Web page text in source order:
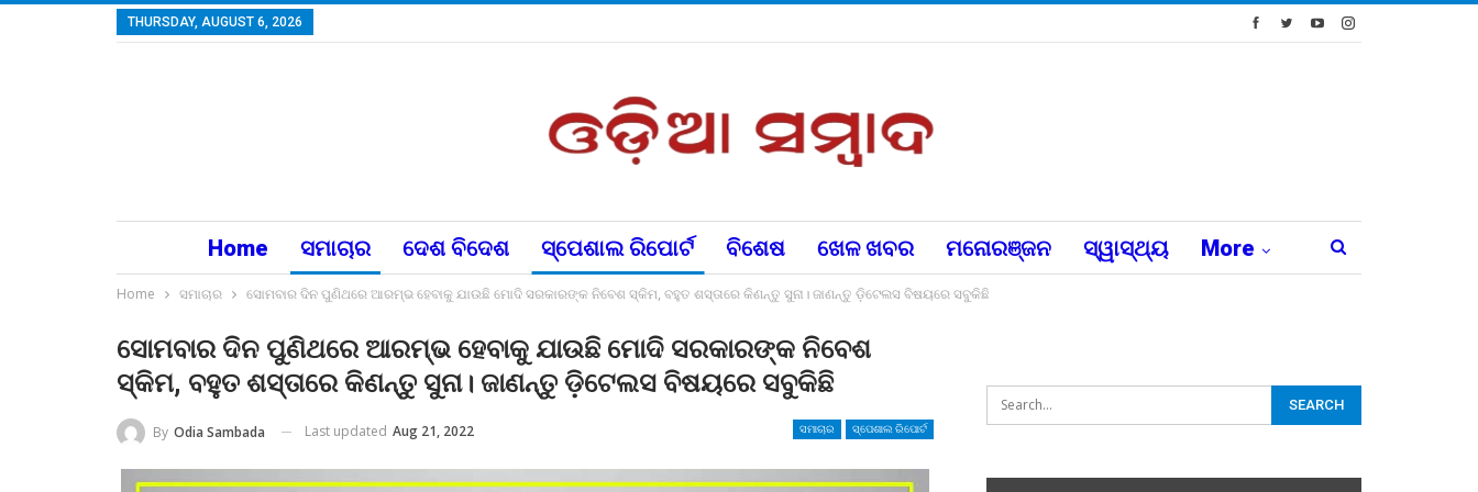
THURSDAY, AUGUST 6, 2026
Home ସମାଚାର ଦେଶ ବିଦେଶ ସ୍ପେଶାଲ ରିପୋର୍ଟ ବିଶେଷ ଖେଳ ଖବର ମନୋରଞ୍ଜନ ସ୍ୱାସ୍ଥ୍ୟ More
Home ସମାଚାର ସୋମବାର ଦିନ ପୁଣିଥରେ ଆରମ୍ଭ ହେବାକୁ ଯାଉଛି ମୋଦି ସରକାରଙ୍କ ନିବେଶ ସ୍କିମ, ବହୁତ ଶସ୍ତାରେ କିଣନ୍ତୁ ସୁନା। ଜାଣନ୍ତୁ ଡ଼ିଟେଲସ ବିଷୟରେ ସବୁକିଛି
ସୋମବାର ଦିନ ପୁଣିଥରେ ଆରମ୍ଭ ହେବାକୁ ଯାଉଛି ମୋଦି ସରକାରଙ୍କ ନିବେଶ
ସ୍କିମ, ବହୁତ ଶସ୍ତାରେ କିଣନ୍ତୁ ସୁନା। ଜାଣନ୍ତୁ ଡ଼ିଟେଲସ ବିଷୟରେ ସବୁକିଛି
ସମାଚାର ସ୍ପେଶାଲ ରିପୋର୍ଟ
By Odia Sambada Last updated Aug 21, 2022